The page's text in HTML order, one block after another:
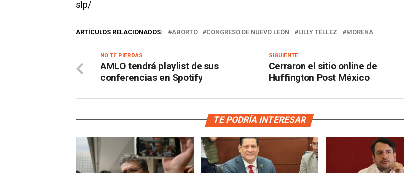
slp/
ARTÍCULOS RELACIONADOS: ABORTO CONGRESO DE NUEVO LEÓN LILLY TÉLLEZ MORENA
SIGUIENTE
Cerraron el sitio online de
Huffington Post México
NO TE PIERDAS
AMLO tendrá playlist de sus
conferencias en Spotify
TE PODRÍA INTERESAR